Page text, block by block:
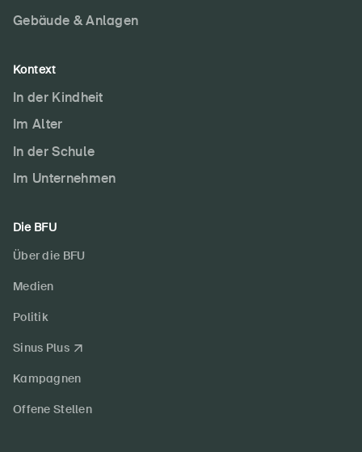
Gebäude & Anlagen
Kontext
In der Kindheit
Im Alter
In der Schule
Im Unternehmen
Die BFU
Über die BFU
Medien
Politik
Sinus Plus
Kampagnen
Offene Stellen